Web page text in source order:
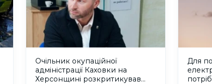
Очільник окупаційної
адміністрації Каховки на
Херсонщині розкритикував
Для